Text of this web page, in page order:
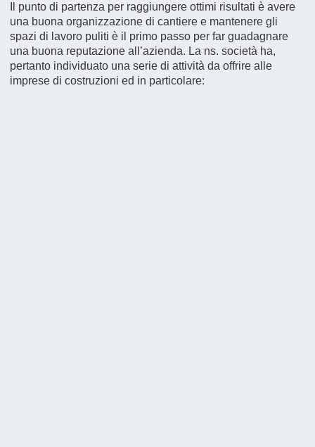
Il punto di partenza per raggiungere ottimi risultati è avere
una buona organizzazione di cantiere e mantenere gli
spazi di lavoro puliti è il primo passo per far guadagnare
una buona reputazione all’azienda. La ns. società ha,
pertanto individuato una serie di attività da offrire alle
imprese di costruzioni ed in particolare: